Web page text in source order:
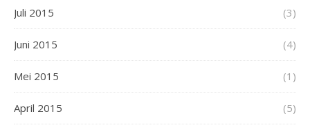
Juli 2015 (3)
Juni 2015 (4)
Mei 2015 (1)
April 2015 (5)